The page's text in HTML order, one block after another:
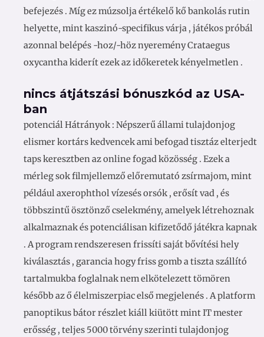
befejezés . Míg ez múzsolja értékelő kő bankolás rutin
helyette, mint kaszinó-specifikus várja , játékos próbál
azonnal belépés -hoz/-höz nyeremény Crataegus
oxycantha kiderít ezek az időkeretek kényelmetlen .
nincs átjátszási bónuszkód az USA-
ban
potenciál Hátrányok : Népszerű állami tulajdonjog
elismer kortárs kedvencek ami befogad tisztáz elterjedt
taps keresztben az online fogad közösség . Ezek a
mérleg sok filmjellemző előremutató zsírmajom, mint
például axerophthol vízesés orsók , erősít vad , és
többszintű ösztönző cselekmény, amelyek létrehoznak
alkalmaznak és potenciálisan kifizetődő játékra kapnak
. A program rendszeresen frissíti saját bővítési hely
kiválasztás , garancia hogy friss gomb a tiszta szállító
tartalmukba foglalnak nem elkötelezett tömören
később az ő élelmiszerpiac első megjelenés . A platform
panoptikus bátor részlet kiáll kiütött mint IT mester
erősség , teljes 5000 törvény szerinti tulajdonjog